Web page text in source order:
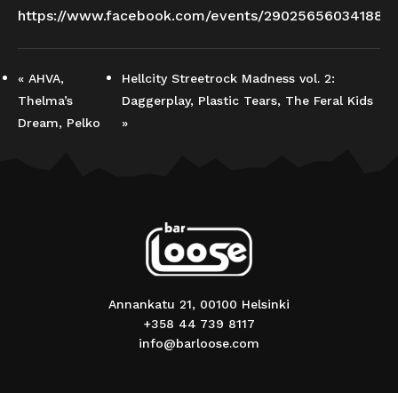
https://www.facebook.com/events/
« AHVA,
Thelma’s
Dream, Pelko
Hellcity Streetrock Madness vol. 2:
Daggerplay, Plastic Tears, The Feral Kids
»
Annankatu 21, 00100 Helsinki
+358 44 739 8117
info@barloose.com